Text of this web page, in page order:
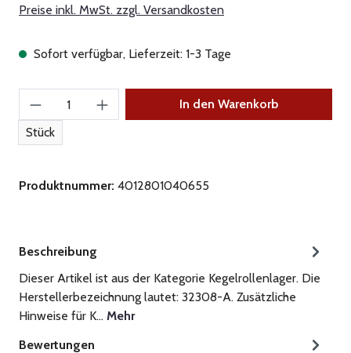
Preise inkl. MwSt. zzgl. Versandkosten
Sofort verfügbar, Lieferzeit: 1-3 Tage
Produkt Anzahl: Gib den gewünschten Wert
Stück
In den Warenkorb
Produktnummer: 4012801040655
Beschreibung
Dieser Artikel ist aus der Kategorie Kegelrollenlager. Die
Herstellerbezeichnung lautet: 32308-A. Zusätzliche
Hinweise für K… Mehr
Bewertungen